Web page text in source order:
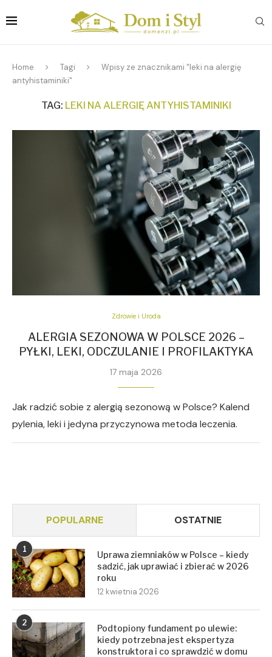
Home Tagi
Wpisy ze znacznikami "leki na alergię
antyhistaminiki"
TAG: LEKI NA ALERGIĘ ANTYHISTAMINIKI
Zdrowie i Uroda
ALERGIA SEZONOWA W POLSCE 2026 –
PYŁKI, LEKI, ODCZULANIE I PROFILAKTYKA
17 maja 2026
Jak radzić sobie z alergią sezonową w Polsce? Kalend
pylenia, leki i jedyna przyczynowa metoda leczenia.
POPULARNE OSTATNIE
1
Uprawa ziemniaków w Polsce – kiedy
sadzić, jak uprawiać i zbierać w 2026
roku
12 kwietnia 2026
2
Podtopiony fundament po ulewie:
kiedy potrzebna jest ekspertyza
konstruktora i co sprawdzić w domu